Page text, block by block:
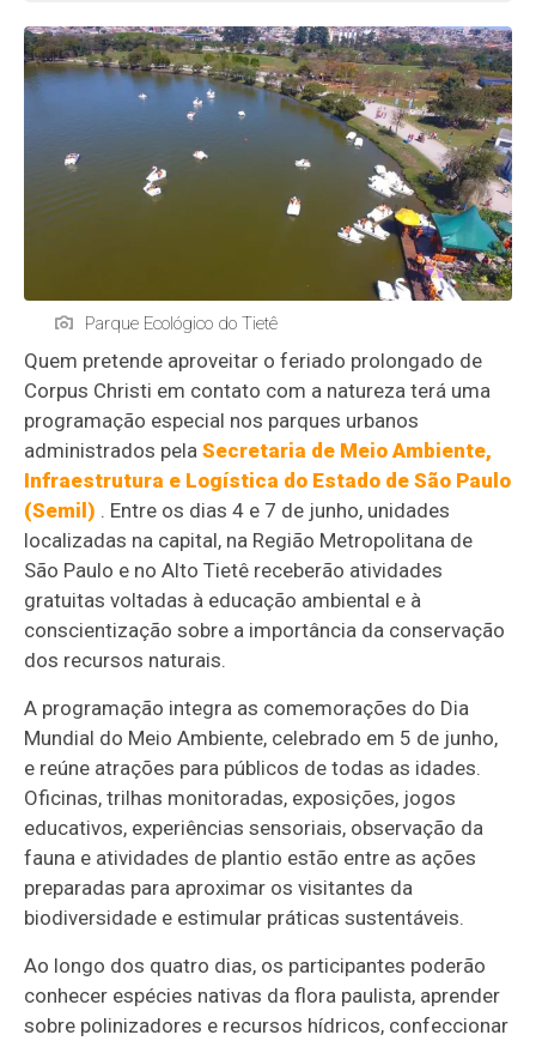
Parque Ecológico do Tietê
Quem pretende aproveitar o feriado prolongado de
Corpus Christi em contato com a natureza terá uma
programação especial nos parques urbanos
administrados pelaSecretaria de Meio Ambiente,
Infraestrutura e Logística do Estado de São Paulo
(Semil) . Entre os dias 4 e 7 de junho, unidades
localizadas na capital, na Região Metropolitana de
São Paulo e no Alto Tietê receberão atividades
gratuitas voltadas à educação ambiental e à
conscientização sobre a importância da conservação
dos recursos naturais.
A programação integra as comemorações do Dia
Mundial do Meio Ambiente, celebrado em 5 de junho,
e reúne atrações para públicos de todas as idades.
Oficinas, trilhas monitoradas, exposições, jogos
educativos, experiências sensoriais, observação da
fauna e atividades de plantio estão entre as ações
preparadas para aproximar os visitantes da
biodiversidade e estimular práticas sustentáveis.
Ao longo dos quatro dias, os participantes poderão
conhecer espécies nativas da flora paulista, aprender
sobre polinizadores e recursos hídricos, confeccionar